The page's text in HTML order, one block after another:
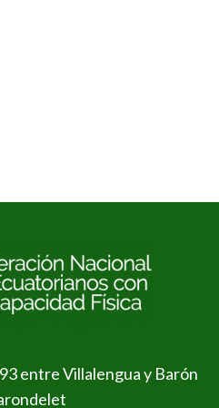
entre Villalengua y Barón